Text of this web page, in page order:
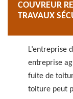
COUVREUR
TRAVAUX
L’entreprise
entreprise
fuite de
toiture peut